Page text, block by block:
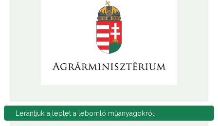
Lerántjuk a leplet a lebomló műanyagokról!